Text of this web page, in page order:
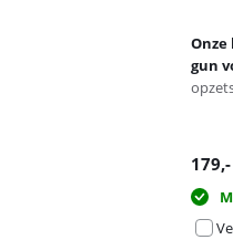
Onze
gun
179,-